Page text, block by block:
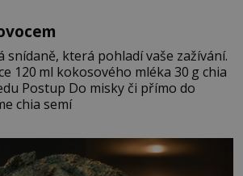
snídaně, která pohladí vaše zažívání.
do
chia semí